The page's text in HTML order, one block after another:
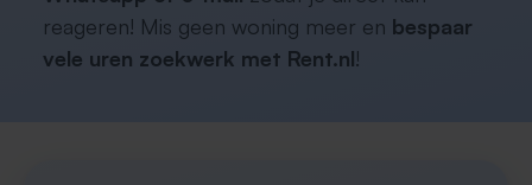
reageren! Mis geen woning meer en bespaar
vele uren zoekwerk met Rent.nl!